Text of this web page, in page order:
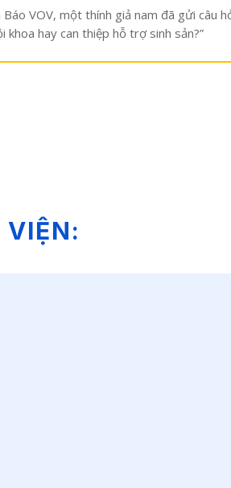
VOV, một thính giả nam đã gửi câu
hay can thiệp hỗ trợ sinh sản?”
VIỆN: